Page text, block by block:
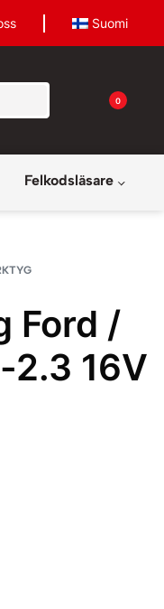
Suomi
0
Felkodsläsare
Ford /
2.3 16V